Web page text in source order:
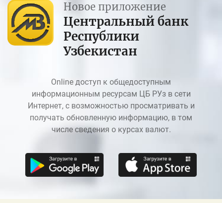
Новое приложение
Центральный банк
Республики
Узбекистан
Online доступ к общедоступным
информационным ресурсам ЦБ РУз в сети
Интернет, с возможностью просматривать и
получать обновленную информацию, в том
числе сведения о курсах валют.